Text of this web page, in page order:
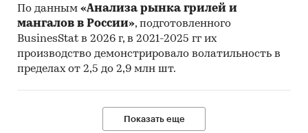
неопределенность ситуации с пандемией и т.д.
Постковидный период можно
охарактеризовать такими общими факторами:
1. В 2020-2021 гг. произошло незначительное
сокращение количества игроков рынка, в
основном за счет традиционных агентств, не
сумевших адаптироваться к новым условиям.
По данным «Анализа рынка грилей и
мангалов в России», подготовленного
BusinesStat в 2026 г, в 2021-2025 гг их
производство демонстрировало волатильность в
пределах от 2,5 до 2,9 млн шт.
Показать еще